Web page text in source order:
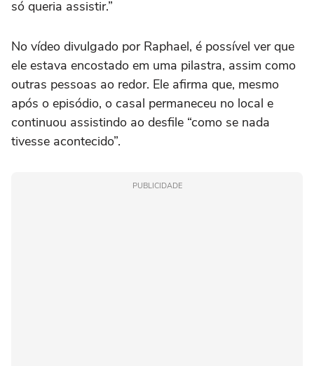
só queria assistir.”
No vídeo divulgado por Raphael, é possível ver que
ele estava encostado em uma pilastra, assim como
outras pessoas ao redor. Ele afirma que, mesmo
após o episódio, o casal permaneceu no local e
continuou assistindo ao desfile “como se nada
tivesse acontecido”.
PUBLICIDADE